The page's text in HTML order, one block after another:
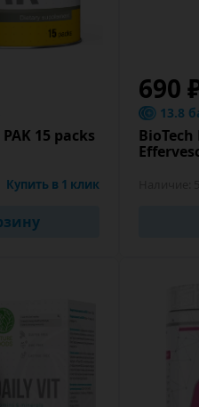
15 packs
Купить в 1 клик
690
13.8